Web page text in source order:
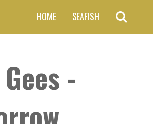
HOME SEAFISH
-